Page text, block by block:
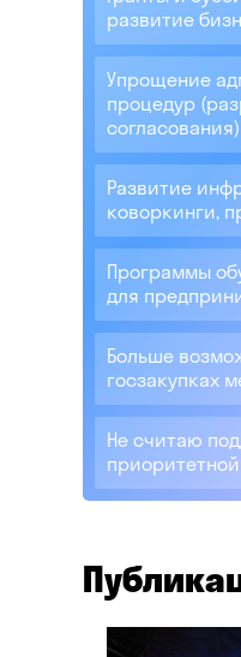
развитие
Упрощение
процедур
согласования)
Развитие
коворкинги,
Программы
для
Больше
госзакупках
Не считаю